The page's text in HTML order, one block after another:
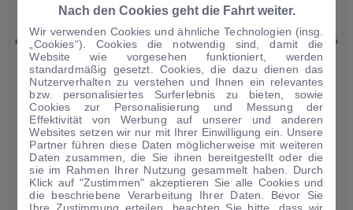
|15
Hyundai Bayon
1.0 T-GDI Trend Mild-Hybrid DAB/Sitzhzg.
19.196 km· 08/2023· Benzin·Automatik
Finanzierung Kaufen
159€/mtl.
Guter Preis4
0 € Anzahlung ·60 Monate ·Finanzierungs-Details
Nach den Cookies geht die Fahrt weiter.
Wir verwenden Cookies und ähnliche Technologien (insg.
„Cookies“). Cookies die notwendig sind, damit die
Website wie vorgesehen funktioniert, werden
standardmäßig gesetzt. Cookies, die dazu dienen das
Nutzerverhalten zu verstehen und Ihnen ein relevantes
bzw. personalisiertes Surferlebnis zu bieten, sowie
Cookies zur Personalisierung und Messung der
Effektivität von Werbung auf unserer und anderen
Websites setzen wir nur mit Ihrer Einwilligung ein. Unsere
Partner führen diese Daten möglicherweise mit weiteren
Daten zusammen, die Sie ihnen bereitgestellt oder die
sie im Rahmen Ihrer Nutzung gesammelt haben. Durch
Klick auf "Zustimmen" akzeptieren Sie alle Cookies und
die beschriebene Verarbeitung Ihrer Daten. Bevor Sie